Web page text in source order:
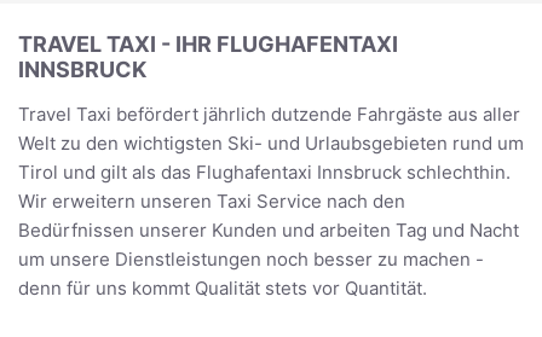
TRAVEL TAXI - IHR FLUGHAFENTAXI
INNSBRUCK
Travel Taxi befördert jährlich dutzende Fahrgäste aus aller
Welt zu den wichtigsten Ski- und Urlaubsgebieten rund um
Tirol und gilt als das Flughafentaxi Innsbruck schlechthin.
Wir erweitern unseren Taxi Service nach den
Bedürfnissen unserer Kunden und arbeiten Tag und Nacht
um unsere Dienstleistungen noch besser zu machen -
denn für uns kommt Qualität stets vor Quantität.